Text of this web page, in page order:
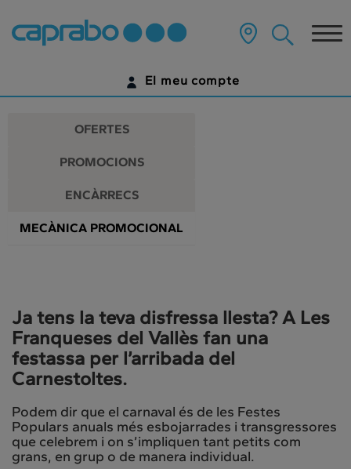
Promocions
descomptes
als
nostres
supermercats
contingut
pàgina
El meu compte
ENCARA NO TENS UN COMPTE DIGITAL?
OFERTES
PROMOCIONS
ENCÀRRECS
MECÀNICA PROMOCIONAL
Ja tens la teva disfressa llesta? A Les
Franqueses del Vallès fan una
festassa per l’arribada del
Carnestoltes.
Podem dir que el carnaval és de les Festes
Populars anuals més esbojarrades i transgressores
que celebrem i on s’impliquen tant petits com
grans, en grup o de manera individual.